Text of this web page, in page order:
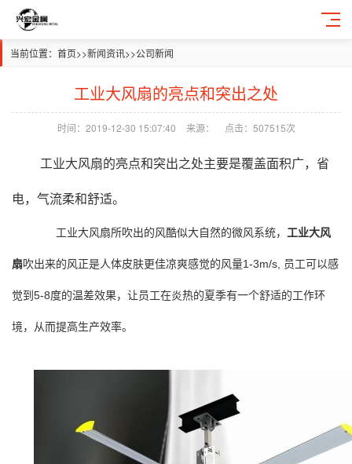
当前位置： 首页>>新闻资讯>>公司新闻
工业大风扇的亮点和突出之处
时间：2019-12-30 15:07:40 来源： 点击：507515次
工业大风扇的亮点和突出之处主要是覆盖面积广，省
电，气流柔和舒适。
工业大风扇所吹出的风酷似大自然的微风系统， 工业大风
扇吹出来的风正是人体皮肤更佳凉爽感觉的风量1-3m/s, 员工可以感
觉到5-8度的温差效果，让员工在炎热的夏季有一个舒适的工作环
境，从而提高生产效率。